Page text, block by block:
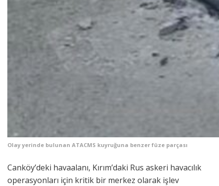
Olay yerinde bulunan ATACMS kuyruğuna benzer füze parçası
Canköy’deki havaalanı, Kırım’daki Rus askeri havacılık
operasyonları için kritik bir merkez olarak işlev